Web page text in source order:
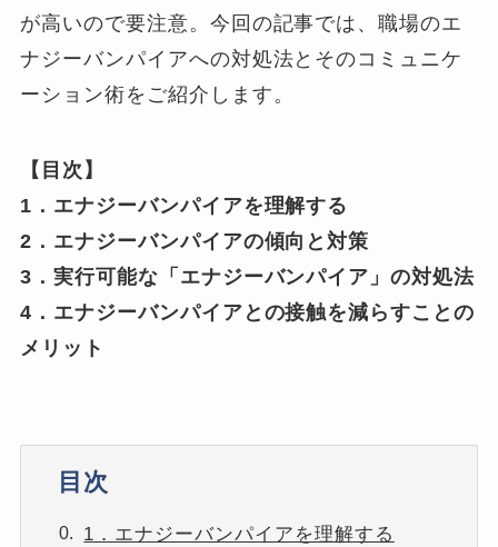
が高いので要注意。今回の記事では、職場のエ
ナジーバンパイアへの対処法とそのコミュニケ
ーション術をご紹介します。
【目次】
1．エナジーバンパイアを理解する
2．エナジーバンパイアの傾向と対策
3．実行可能な「エナジーバンパイア」の対処法
4．エナジーバンパイアとの接触を減らすことの
メリット
目次
1．エナジーバンパイアを理解する